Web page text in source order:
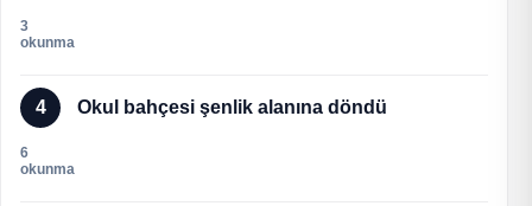
3
okunma
4 Okul bahçesi şenlik alanına döndü
6
okunma